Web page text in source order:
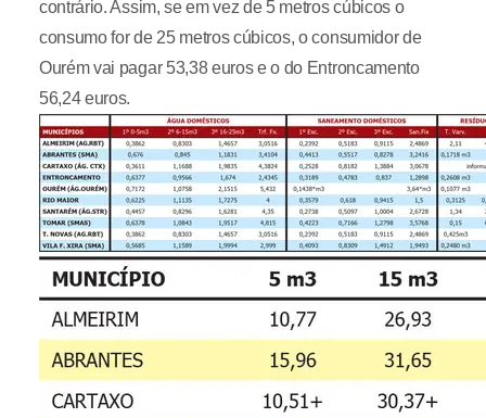
contrário. Assim, se em vez de 5 metros cúbicos o
consumo for de 25 metros cúbicos, o consumidor de
Ourém vai pagar 53,38 euros e o do Entroncamento
56,24 euros.